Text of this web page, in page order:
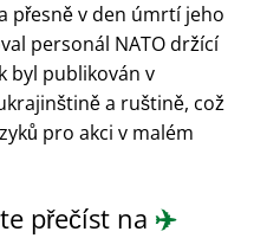
přesně v den úmrtí jeho
personál NATO držící
byl publikován v
a ruštině, což
pro akci v malém
přečíst na ✈️